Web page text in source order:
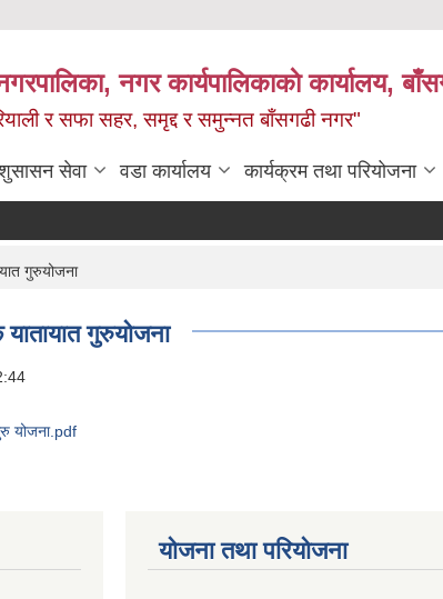
नगर कार्यपालिकाकाे कार्यालय,
र सफा सहर, समृद्द र समुन्नत बाँसगढी नगर"
सेवा वडा कार्यालय कार्यक्रम तथा परियोजना
गुरुयोजना
गुरुयोजना
योजना.pdf
योजना तथा परियोजना